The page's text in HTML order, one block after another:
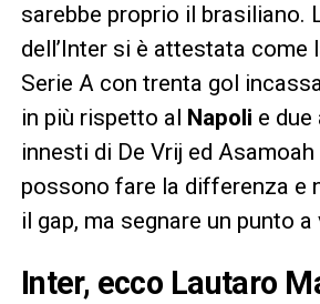
sarebbe proprio il brasiliano.
dell’Inter si è attestata come
Serie A con trenta gol
in più rispetto al
Napoli e due
innesti di De Vrij ed
possono fare la differenza e
il gap, ma segnare un punto a
Inter, ecco Lautaro